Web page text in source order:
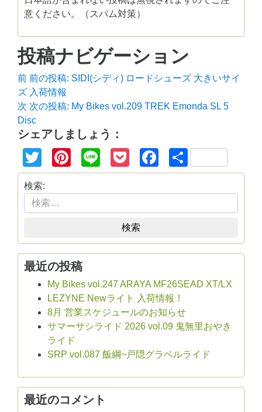
意ください。（スパム対策）
投稿ナビゲーション
前 前の投稿: SIDI(シディ) ロードシューズ 大きいサイ
ズ 入荷情報
次 次の投稿: My Bikes vol.209 TREK Emonda SL 5
Disc
シェアしましょう：
TwitterPinterest
Line PocketFacebook
共
有
検索:
検索
最近の投稿
My Bikes vol.247 ARAYA MF26SEAD XT/LX
LEZYNE Newライト 入荷情報！
8月 営業スケジュールのお知らせ
サマーサシライド 2026 vol.09 鬼無里おやき
ライド
SRP vol.087 飯綱~戸隠グラベルライド
最近のコメント